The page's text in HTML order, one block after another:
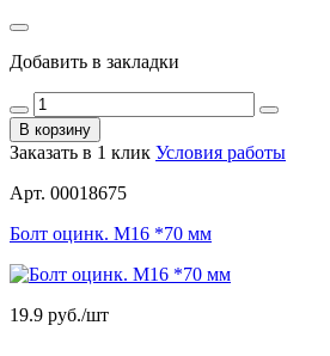
Добавить в закладки
В корзину
Заказать в 1 клик Условия работы
Арт. 00018675
Болт оцинк. М16 *70 мм
19.9 руб./шт